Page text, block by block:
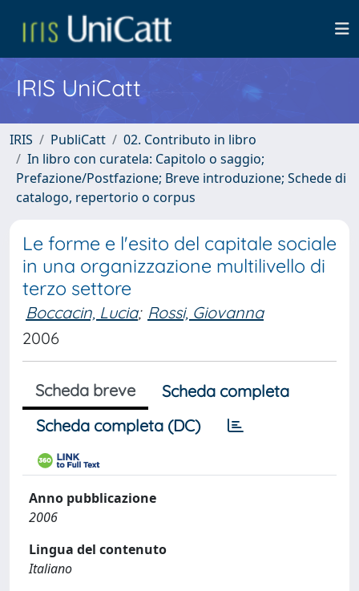
IRIS UniCatt
IRIS PubliCatt
02. Contributo in libro
In libro con curatela: Capitolo o saggio;
Prefazione/Postfazione; Breve introduzione; Schede di
catalogo, repertorio o corpus
Le forme e l'esito del capitale sociale
in una organizzazione multilivello di
terzo settore
Boccacin, Lucia; Rossi, Giovanna
2006
Scheda breve
Scheda completa
Scheda completa (DC)
Anno pubblicazione
2006
Lingua del contenuto
Italiano